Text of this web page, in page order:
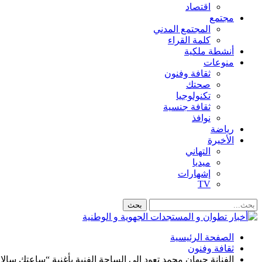
اقتصاد
مجتمع
المجتمع المدني
كلمة القراء
أنشطة ملكية
منوعات
ثقافة وفنون
صحتك
تكنولوجيا
ثقافة جنسية
نوافذ
رياضة
الأخيرة
التهاني
ميديا
إشهارات
TV
الصفحة الرئيسية
ثقافة وفنون
الفنانة جيهان محمد تعود الى الساحة الفنية بأغنية “ساعتك